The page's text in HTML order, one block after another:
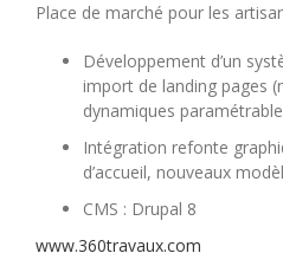
Place de marché pour les
Développement d’un
import de landing pages
dynamiques
Intégration refonte
d’accueil, nouveaux
CMS : Drupal 8
www.360travaux.com